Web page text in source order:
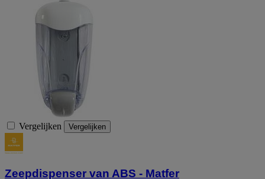
Vergelijken Vergelijken
Zeepdispenser van ABS - Matfer